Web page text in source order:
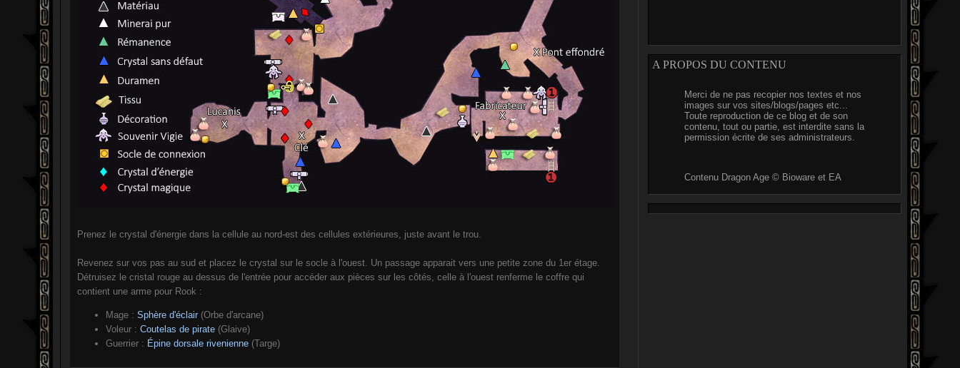
Prenez le crystal d'énergie dans la cellule au nord-est des cellules extérieures, juste avant le trou.
Revenez sur vos pas au sud et placez le crystal sur le socle à l'ouest. Un passage apparait vers une petite zone du 1er étage.
Détruisez le cristal rouge au dessus de l'entrée pour accéder aux pièces sur les côtés, celle à l'ouest renferme le coffre qui
contient une arme pour Rook :
Mage : Sphère d'éclair(Orbe d'arcane)
Voleur : Coutelas de pirate (Glaive)
Guerrier : Épine dorsale rivenienne (Targe)
A PROPOS DU CONTENU
Merci de ne pas recopier nos textes et nos
images sur vos sites/blogs/pages etc...
Toute reproduction de ce blog et de son
contenu, tout ou partie, est interdite sans la
permission écrite de ses administrateurs.
Contenu Dragon Age © Bioware et EA